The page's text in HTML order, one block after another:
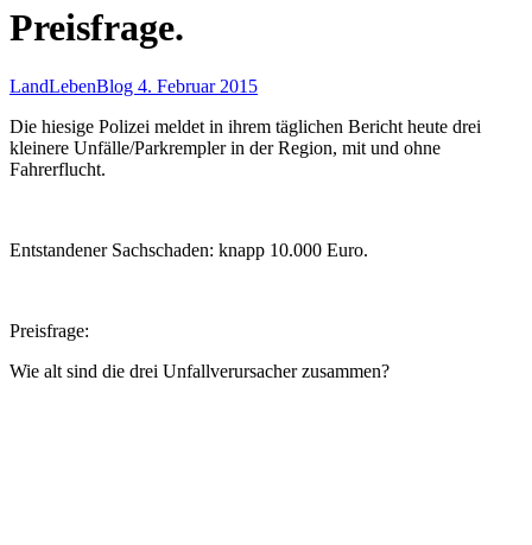
Preisfrage.
LandLebenBlog 4. Februar 2015
Die hiesige Polizei meldet in ihrem täglichen Bericht heute drei
kleinere Unfälle/Parkrempler in der Region, mit und ohne
Fahrerflucht.
Entstandener Sachschaden: knapp 10.000 Euro.
Preisfrage:
Wie alt sind die drei Unfallverursacher zusammen?